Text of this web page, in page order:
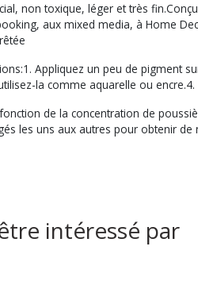
non toxique, léger et très
aux mixed media, à Home
Appliquez un peu de pigment
la comme aquarelle ou
de la concentration de
les uns aux autres pour obtenir
intéressé par